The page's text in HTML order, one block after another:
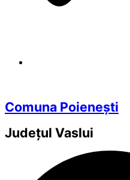
Comuna Poienești
Județul Vaslui